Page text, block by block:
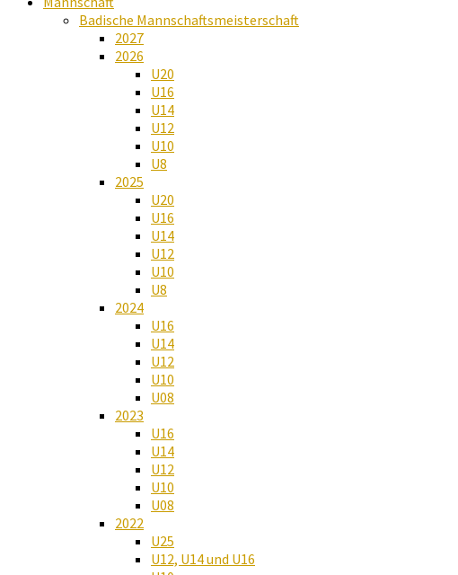
Badische Mannschaftsmeisterschaft
2027
2026
U20
U16
U14
U12
U10
U8
2025
U20
U16
U14
U12
U10
U8
2024
U16
U14
U12
U10
U08
2023
U16
U14
U12
U10
U08
2022
U25
U12, U14 und U16